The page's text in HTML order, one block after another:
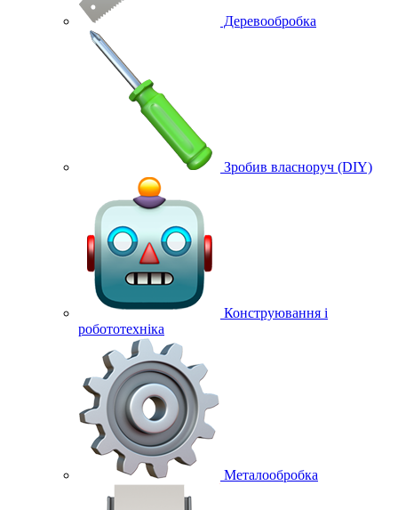
Деревообробка
Зробив власноруч (DIY)
Конструювання і
робототехніка
Металообробка